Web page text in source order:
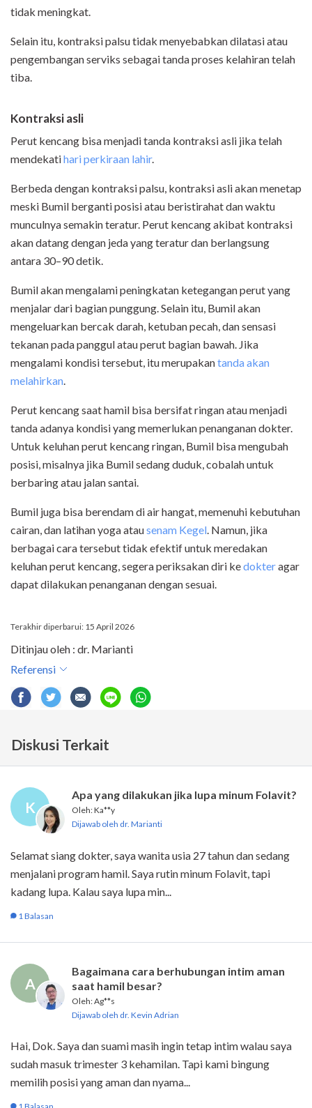
tidak meningkat.
Selain itu, kontraksi palsu tidak menyebabkan dilatasi atau
pengembangan serviks sebagai tanda proses kelahiran telah
tiba.
Kontraksi asli
Perut kencang bisa menjadi tanda kontraksi asli jika telah
mendekatihari perkiraan lahir.
Berbeda dengan kontraksi palsu, kontraksi asli akan menetap
meski Bumil berganti posisi atau beristirahat dan waktu
munculnya semakin teratur. Perut kencang akibat kontraksi
akan datang dengan jeda yang teratur dan berlangsung
antara 30–90 detik.
Bumil akan mengalami peningkatan ketegangan perut yang
menjalar dari bagian punggung. Selain itu, Bumil akan
mengeluarkan bercak darah, ketuban pecah, dan sensasi
tekanan pada panggul atau perut bagian bawah. Jika
mengalami kondisi tersebut, itu merupakantanda akan
melahirkan.
Perut kencang saat hamil bisa bersifat ringan atau menjadi
tanda adanya kondisi yang memerlukan penanganan dokter.
Untuk keluhan perut kencang ringan, Bumil bisa mengubah
posisi, misalnya jika Bumil sedang duduk, cobalah untuk
berbaring atau jalan santai.
Bumil juga bisa berendam di air hangat, memenuhi kebutuhan
cairan, dan latihan yoga atausenam Kegel. Namun, jika
berbagai cara tersebut tidak efektif untuk meredakan
keluhan perut kencang, segera periksakan diri kedokteragar
dapat dilakukan penanganan dengan sesuai.
Terakhir diperbarui: 15 April 2026